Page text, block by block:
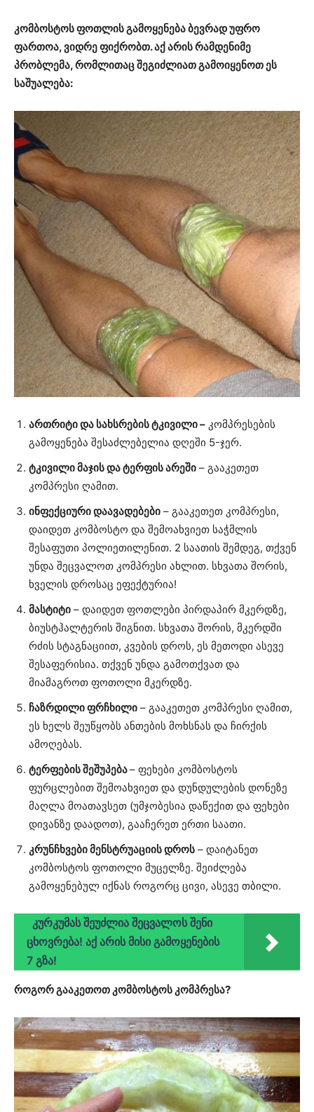
კომბოსტოს ფოთლის გამოყენება ბევრად უფრო
ფართოა, ვიდრე ფიქრობთ. აქ არის რამდენიმე
პრობლემა, რომლითაც შეგიძლიათ გამოიყენოთ ეს
საშუალება:
ართრიტი და სახსრების ტკივილი – კომპრესების
გამოყენება შესაძლებელია დღეში 5-ჯერ.
ტკივილი მაჯის და ტერფის არეში – გააკეთეთ
კომპრესი ღამით.
ინფექციური დაავადებები – გააკეთეთ კომპრესი,
დაიდეთ კომბოსტო და შემოახვიეთ საჭმლის
შესაფუთი პოლიეთილენით. 2 საათის შემდეგ, თქვენ
უნდა შეცვალოთ კომპრესი ახლით. სხვათა შორის,
ხველის დროსაც ეფექტურია!
მასტიტი – დაიდეთ ფოთლები პირდაპირ მკერდზე,
ბიუსტჰალტერის შიგნით. სხვათა შორის, მკერდში
რძის სტაგნაციით, კვების დროს, ეს მეთოდი ასევე
შესაფერისია. თქვენ უნდა გამოთქვათ და
მიამაგროთ ფოთოლი მკერდზე.
ჩაზრდილი ფრჩხილი – გააკეთეთ კომპრესი ღამით,
ეს ხელს შეუწყობს ანთების მოხსნას და ჩირქის
ამოღებას.
ტერფების შეშუპება– ფეხები კომბოსტოს
ფურცლებით შემოახვიეთ და დუნდულების დონეზე
მაღლა მოათავსეთ (უმჯობესია დაწექით და ფეხები
დივანზე დაადოთ), გააჩერეთ ერთი საათი.
კრუნჩხვები მენსტრუაციის დროს – დაიტანეთ
კომბოსტოს ფოთოლი მუცელზე. შეიძლება
გამოყენებულ იქნას როგორც ცივი, ასევე თბილი.
კურკუმას შეუძლია შეცვალოს შენი
ცხოვრება! აქ არის მისი გამოყენების
7 გზა!
როგორ გააკეთოთ კომბოსტოს კომპრესა?